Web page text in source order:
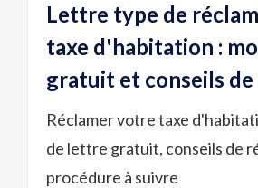
Lettre type de
taxe d'habitation :
gratuit et conseils
Réclamer votre taxe
de lettre gratuit, conseils de
procédure à suivre